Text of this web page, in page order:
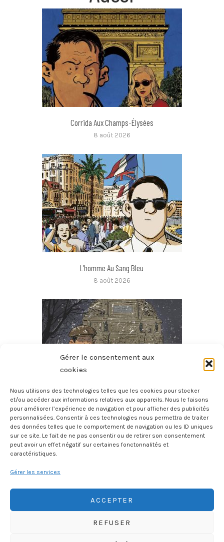
Gérer le consentement aux
cookies
Nous utilisons des technologies telles que les cookies pour stocker
et/ou accéder aux informations relatives aux appareils. Nous le faisons
pour améliorer l’expérience de navigation et pour afficher des publicités
personnalisées. Consentir à ces technologies nous permettra de traiter
des données telles que le comportement de navigation ou les ID uniques
sur ce site. Le fait de ne pas consentir ou de retirer son consentement
peut avoir un effet négatif sur certaines fonctonnalités et
caractéristiques.
Gérer les services
ACCEPTER
REFUSER
Corrida Aux Champs-Élysées
8 août 2026
L’homme Au Sang Bleu
8 août 2026
Micmac Moche Au Boul’Mich
8 août 2026